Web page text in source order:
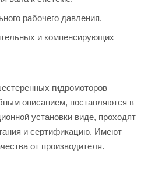
рабочего давления.
и компенсирующих
гидромоторов
описанием, поставляются в
установки виде, проходят
и сертификацию. Имеют
от производителя.